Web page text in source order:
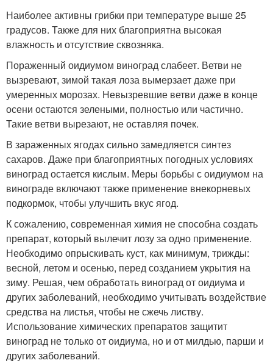
Наиболее активны грибки при температуре выше 25
градусов. Также для них благоприятна высокая
влажность и отсутствие сквозняка.
Пораженный оидиумом виноград слабеет. Ветви не
вызревают, зимой такая лоза вымерзает даже при
умеренных морозах. Невызревшие ветви даже в конце
осени остаются зелеными, полностью или частично.
Такие ветви вырезают, не оставляя почек.
В зараженных ягодах сильно замедляется синтез
сахаров. Даже при благоприятных погодных условиях
виноград остается кислым. Меры борьбы с оидиумом на
винограде включают также применение внекорневых
подкормок, чтобы улучшить вкус ягод.
К сожалению, современная химия не способна создать
препарат, который вылечит лозу за одно применение.
Необходимо опрыскивать куст, как минимум, трижды:
весной, летом и осенью, перед созданием укрытия на
зиму. Решая, чем обработать виноград от оидиума и
других заболеваний, необходимо учитывать воздействие
средства на листья, чтобы не сжечь листву.
Использование химических препаратов защитит
виноград не только от оидиума, но и от милдью, парши и
других заболеваний.